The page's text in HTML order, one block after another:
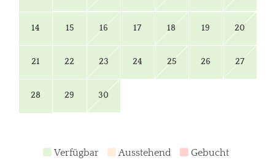
14 15 16 17 18 19 20
21 22 23 24 25 26 27
28 29 30
Verfügbar Ausstehend Gebucht